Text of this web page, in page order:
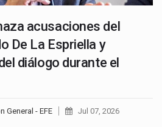
acusaciones del
De La Espriella y
diálogo durante el
General - EFE Jul 07, 2026